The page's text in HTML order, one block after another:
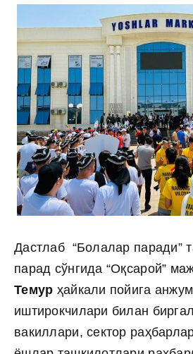
Дастлаб “Болалар паради”
парад сўнгида “Оқсарой”
Темур ҳайкали пойига
иштирокчилари билан
вакиллари, сектор